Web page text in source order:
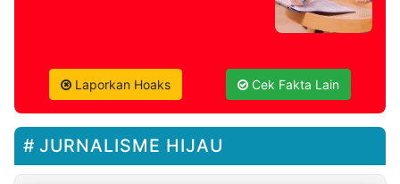
Laporkan Hoaks Cek Fakta Lain
JURNALISME HIJAU